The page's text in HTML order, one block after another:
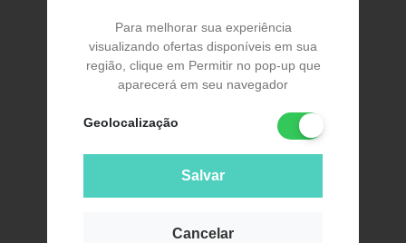
Para melhorar sua experiência
visualizando ofertas disponíveis em sua
região, clique em Permitir no pop-up que
aparecerá em seu navegador
Geolocalização
Salvar
Cancelar